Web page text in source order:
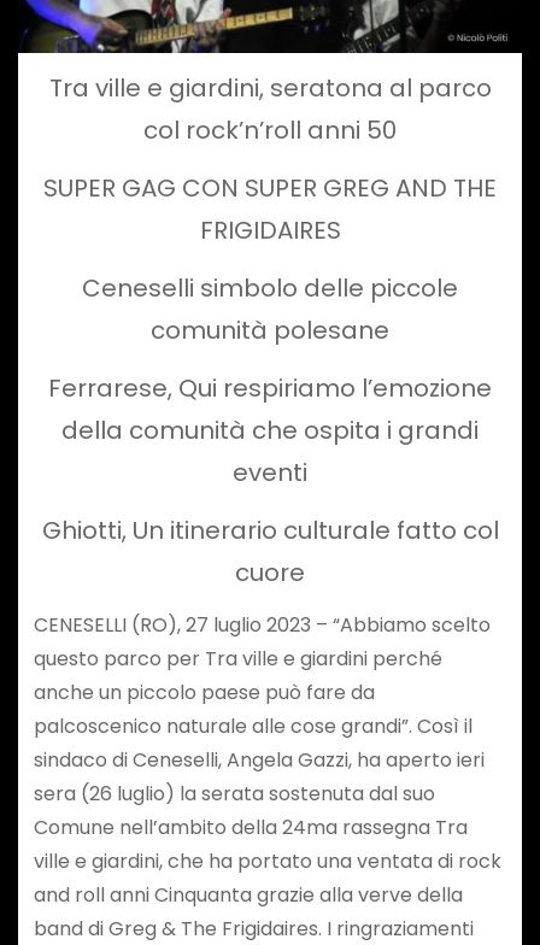
Tra ville e giardini, seratona al parco
col rock’n’roll anni 50
SUPER GAG CON SUPER GREG AND THE
FRIGIDAIRES
Ceneselli simbolo delle piccole
comunità polesane
Ferrarese, Qui respiriamo l’emozione
della comunità che ospita i grandi
eventi
Ghiotti, Un itinerario culturale fatto col
cuore
CENESELLI (RO), 27 luglio 2023 – “Abbiamo scelto
questo parco per Tra ville e giardini perché
anche un piccolo paese può fare da
palcoscenico naturale alle cose grandi”. Così il
sindaco di Ceneselli, Angela Gazzi, ha aperto ieri
sera (26 luglio) la serata sostenuta dal suo
Comune nell’ambito della 24ma rassegna Tra
ville e giardini, che ha portato una ventata di rock
and roll anni Cinquanta grazie alla verve della
band di Greg & The Frigidaires. I ringraziamenti